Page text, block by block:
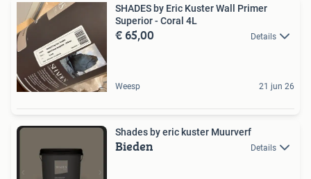
SHADES by Eric Kuster Wall Primer
Superior - Coral 4L
€ 65,00 Details
Weesp 21 jun 26
Shades by eric kuster Muurverf
Bieden Details